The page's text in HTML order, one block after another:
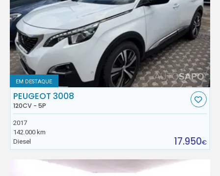
EM DESTAQUE
PEUGEOT 3008
120CV - 5P
2017
142.000 km
Diesel
17.950€